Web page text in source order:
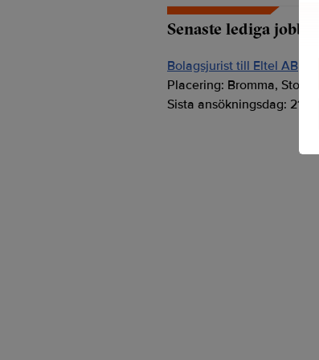
Senaste lediga jobben
Bolagsjurist till Eltel AB
Placering: Bromma,
Sista ansökningsdag: 21/